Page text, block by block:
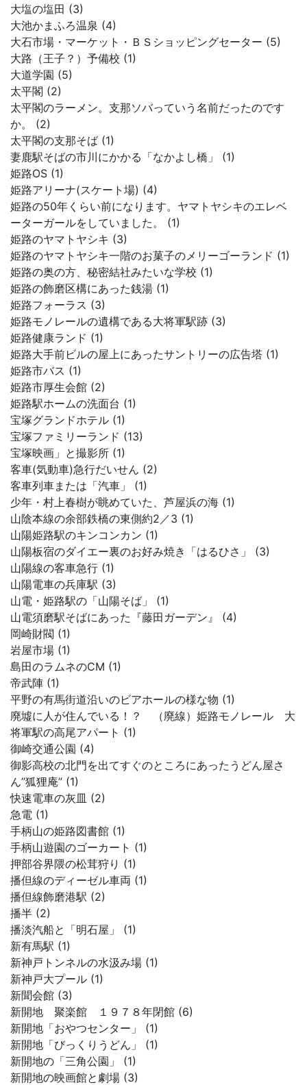
大塩の塩田 (3)
大池かまふろ温泉 (4)
大石市場・マーケット・ＢＳショッピングセーター (5)
大路（王子？）予備校 (1)
大道学園 (5)
太平閣 (2)
太平閣のラーメン。支那ソバっていう名前だったのです
か。 (2)
太平閣の支那そば (1)
妻鹿駅そばの市川にかかる「なかよし橋」 (1)
姫路OS (1)
姫路アリーナ(スケート場) (4)
姫路の50年くらい前になります。ヤマトヤシキのエレベ
ーターガールをしていました。 (1)
姫路のヤマトヤシキ (3)
姫路のヤマトヤシキ一階のお菓子のメリーゴーランド (1)
姫路の奥の方、秘密結社みたいな学校 (1)
姫路の飾磨区構にあった銭湯 (1)
姫路フォーラス (3)
姫路モノレールの遺構である大将軍駅跡 (3)
姫路健康ランド (1)
姫路大手前ビルの屋上にあったサントリーの広告塔 (1)
姫路市バス (1)
姫路市厚生会館 (2)
姫路駅ホームの洗面台 (1)
宝塚グランドホテル (1)
宝塚ファミリーランド (13)
宝塚映画」と撮影所 (1)
客車(気動車)急行だいせん (2)
客車列車または「汽車」 (1)
少年・村上春樹が眺めていた、芦屋浜の海 (1)
山陰本線の余部鉄橋の東側約2／3 (1)
山陽姫路駅のキンコンカン (1)
山陽板宿のダイエー裏のお好み焼き「はるひさ」 (3)
山陽線の客車急行 (1)
山陽電車の兵庫駅 (3)
山電・姫路駅の「山陽そば」 (1)
山電須磨駅そばにあった『藤田ガーデン』 (4)
岡崎財閥 (1)
岩屋市場 (1)
島田のラムネのCM (1)
帝武陣 (1)
平野の有馬街道沿いのビアホールの様な物 (1)
廃墟に人が住んでいる！？ （廃線）姫路モノレール 大
将軍駅の高尾アパート (1)
御崎交通公園 (4)
御影高校の北門を出てすぐのところにあったうどん屋さ
ん”狐狸庵” (1)
快速電車の灰皿 (2)
急電 (1)
手柄山の姫路図書館 (1)
手柄山遊園のゴーカート (1)
押部谷界隈の松茸狩り (1)
播但線のディーゼル車両 (1)
播但線飾磨港駅 (2)
播半 (2)
播淡汽船と「明石屋」 (1)
新有馬駅 (1)
新神戸トンネルの水汲み場 (1)
新神戸大プール (1)
新聞会館 (3)
新開地 聚楽館 １９７８年閉館 (6)
新開地「おやつセンター」 (1)
新開地「びっくりうどん」 (1)
新開地の「三角公園」 (1)
新開地の映画館と劇場 (3)